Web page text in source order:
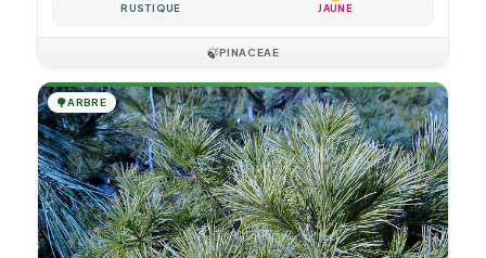
RUSTIQUE JAUNE
🍃PINACEAE
🌳ARBRE